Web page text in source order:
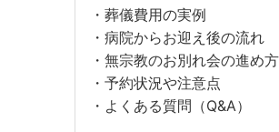
・葬儀費用の実例
・病院からお迎え後の流れ
・無宗教のお別れ会の進め方
・予約状況や注意点
・よくある質問（Q&A）